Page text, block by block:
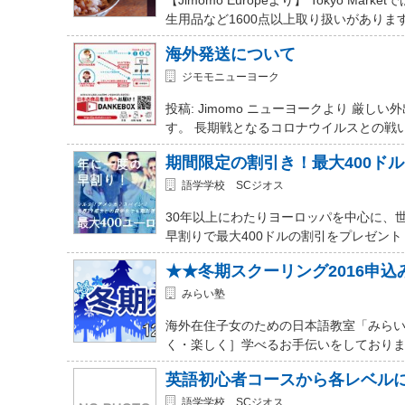
生用品など1600点以上取り扱いがありま
海外発送について
ジモモニューヨーク
投稿: Jimomo ニューヨークより 厳しい
す。 長期戦となるコロナウイルスとの戦
期間限定の割引き！最大400ド
語学学校 SCジオス
30年以上にわたりヨーロッパを中心に、
早割りで最大400ドルの割引をプレゼン
★★冬期スクーリング2016申
みらい塾
海外在住子女のための日本語教室「みら
く・楽しく］学べるお手伝いをしており
英語初心者コースから各レベル
語学学校 SCジオス